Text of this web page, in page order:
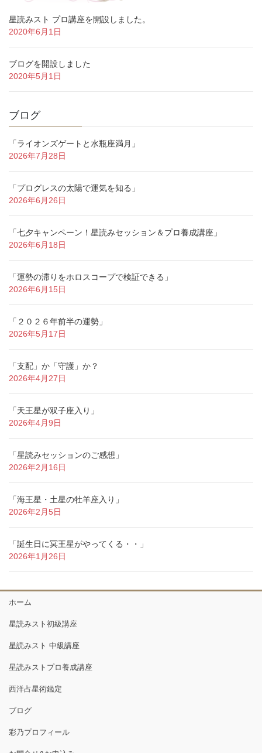
星読みスト プロ講座を開設しました。
2020年6月1日
ブログを開設しました
2020年5月1日
ブログ
「ライオンズゲートと水瓶座満月」
2026年7月28日
「プログレスの太陽で運気を知る」
2026年6月26日
「七夕キャンペーン！星読みセッション＆プロ養成講座」
2026年6月18日
「運勢の滞りをホロスコープで検証できる」
2026年6月15日
「２０２６年前半の運勢」
2026年5月17日
「支配」か「守護」か？
2026年4月27日
「天王星が双子座入り」
2026年4月9日
「星読みセッションのご感想」
2026年2月16日
「海王星・土星の牡羊座入り」
2026年2月5日
「誕生日に冥王星がやってくる・・」
2026年1月26日
ホーム
星読みスト初級講座
星読みスト 中級講座
星読みストプロ養成講座
西洋占星術鑑定
ブログ
彩乃プロフィール